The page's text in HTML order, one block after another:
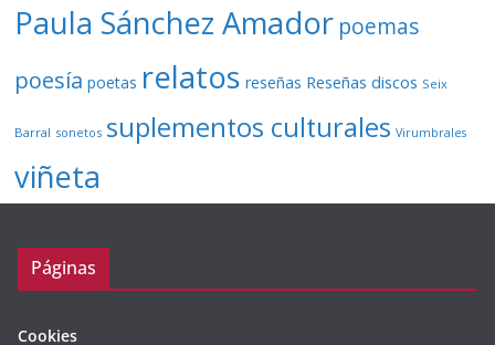
Paula Sánchez Amador poemas
poesía poetas relatos reseñas Reseñas discos Seix
Barral sonetos suplementos culturales Virumbrales
viñeta
Páginas
Cookies